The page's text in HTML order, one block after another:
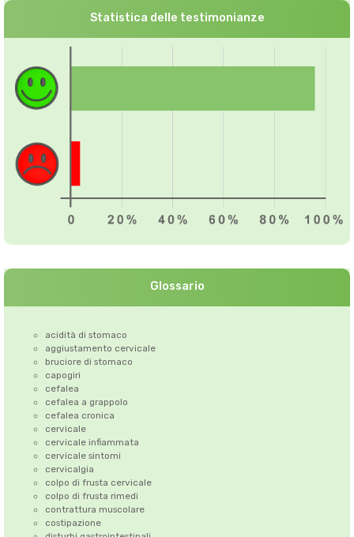
Statistica delle testimonianze
Glossario
acidità di stomaco
aggiustamento cervicale
bruciore di stomaco
capogiri
cefalea
cefalea a grappolo
cefalea cronica
cervicale
cervicale infiammata
cervicale sintomi
cervicalgia
colpo di frusta cervicale
colpo di frusta rimedi
contrattura muscolare
costipazione